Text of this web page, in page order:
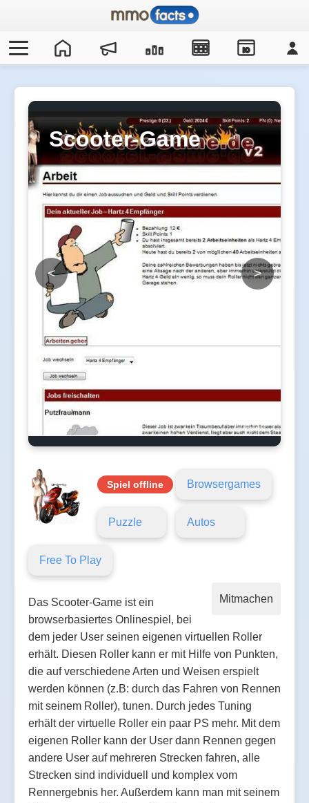
IO
Scooter-Game
< >
Spiel offline Browsergames
Puzzle Autos
Free To Play
Mitmachen
Das Scooter-Game ist ein
browserbasiertes Onlinespiel, bei
dem jeder User seinen eigenen virtuellen Roller
erhält. Diesen Roller kann er mit Hilfe von Punkten,
die auf verschiedene Arten und Weisen erspielt
werden können (z.B: durch das Fahren von Rennen
mit seinem Roller), tunen. Durch jedes Tuning
erhält der virtuelle Roller ein paar PS mehr. Mit dem
eigenen Roller kann der User dann Rennen gegen
andere User auf mehreren Strecken fahren, alle
Strecken sind individuell und komplex vom
Rennergebnis her. Außerdem kann man mit seinem